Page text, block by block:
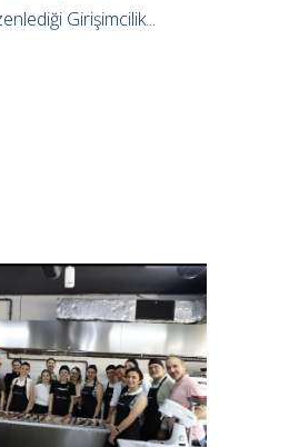
Girişimcilik...